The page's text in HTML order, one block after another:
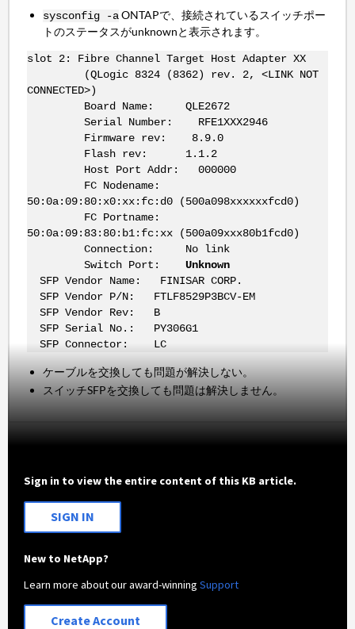
sysconfig -aONTAPで、接続されているスイッチポー
トのステータスがunknownと表示されます。
slot 2: Fibre Channel Target Host Adapter XX
(QLogic 8324 (8362) rev. 2, <LINK NOT
CONNECTED>)
Board Name: QLE2672
Serial Number: RFE1XXX2946
Firmware rev: 8.9.0
Flash rev: 1.1.2
Host Port Addr: 000000
FC Nodename:
50:0a:09:80:x0:xx:fc:d0 (500a098xxxxxxfcd0)
FC Portname:
50:0a:09:83:80:b1:fc:xx (500a09xxx80b1fcd0)
Connection: No link
Switch Port: Unknown
SFP Vendor Name: FINISAR CORP.
SFP Vendor P/N: FTLF8529P3BCV-EM
SFP Vendor Rev: B
SFP Serial No.: PY306G1
SFP Connector: LC
ケーブルを交換しても問題が解決しない。
スイッチSFPを交換しても問題は解決しません。
Sign in to view the entire content of this KB article.
SIGN IN
New to NetApp?
Learn more about our award-winningSupport
Create Account